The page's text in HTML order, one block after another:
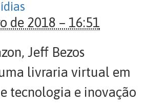
de 2018 – 16:51
Jeff Bezos
livraria virtual em
tecnologia e inovação